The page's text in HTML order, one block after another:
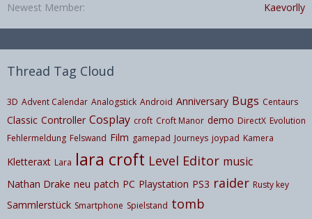
Newest Member
Kaevorlly
Thread Tag Cloud
3D Advent Calendar Analogstick Android Anniversary Bugs Centaurs
Classic Controller Cosplay croft Croft Manor demo DirectX Evolution
Fehlermeldung Felswand Film gamepad Journeys joypad Kamera
Kletteraxt Lara lara croft Level Editor music
Nathan Drake neu patch PC Playstation PS3 raider Rusty key
Sammlerstück Smartphone Spielstand tomb